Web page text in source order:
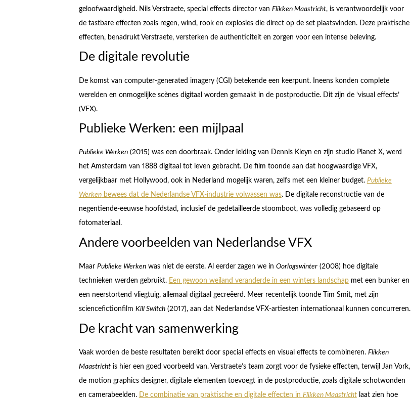
geloofwaardigheid. Nils Verstraete, special effects director van Flikken Maastricht, is verantwoordelijk voor
de tastbare effecten zoals regen, wind, rook en explosies die direct op de set plaatsvinden. Deze praktische
effecten, benadrukt Verstraete, versterken de authenticiteit en zorgen voor een intense beleving.
De digitale revolutie
De komst van computer-generated imagery (CGI) betekende een keerpunt. Ineens konden complete
werelden en onmogelijke scènes digitaal worden gemaakt in de postproductie. Dit zijn de ‘visual effects’
(VFX).
Publieke Werken: een mijlpaal
Publieke Werken(2015) was een doorbraak. Onder leiding van Dennis Kleyn en zijn studio Planet X, werd
het Amsterdam van 1888 digitaal tot leven gebracht. De film toonde aan dat hoogwaardige VFX,
vergelijkbaar met Hollywood, ook in Nederland mogelijk waren, zelfs met een kleiner budget. Publieke
Werkenbewees dat de Nederlandse VFX-industrie volwassen was. De digitale reconstructie van de
negentiende-eeuwse hoofdstad, inclusief de gedetailleerde stoomboot, was volledig gebaseerd op
fotomateriaal.
Andere voorbeelden van Nederlandse VFX
Maar Publieke Werkenwas niet de eerste. Al eerder zagen we in Oorlogswinter(2008) hoe digitale
technieken werden gebruikt. Een gewoon weiland veranderde in een winters landschapmet een bunker en
een neerstortend vliegtuig, allemaal digitaal gecreëerd. Meer recentelijk toonde Tim Smit, met zijn
sciencefictionfilm Kill Switch(2017), aan dat Nederlandse VFX-artiesten internationaal kunnen concurreren.
De kracht van samenwerking
Vaak worden de beste resultaten bereikt door special effects en visual effects te combineren. Flikken
Maastrichtis hier een goed voorbeeld van. Verstraete’s team zorgt voor de fysieke effecten, terwijl Jan Vork,
de motion graphics designer, digitale elementen toevoegt in de postproductie, zoals digitale schotwonden
en camerabeelden. De combinatie van praktische en digitale effecten in Flikken Maastrichtlaat zien hoe